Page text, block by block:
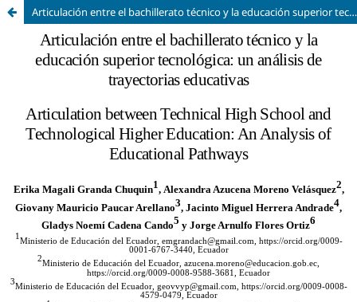
Articulación entre el bachillerato técnico y la educación superior tecnológica: un análisis de trayectorias educativas